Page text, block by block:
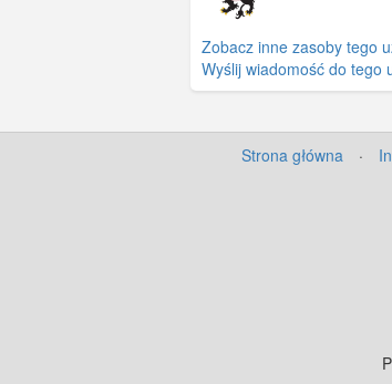
Zobacz inne zasoby tego
Wyślij wiadomość do tego
Strona główna ·